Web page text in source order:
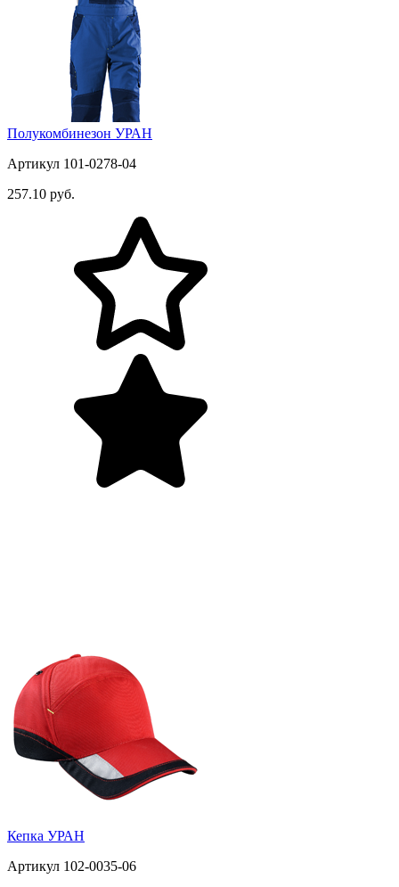
Полукомбинезон УРАН
Артикул 101-0278-04
257.10 руб.
Кепка УРАН
Артикул 102-0035-06